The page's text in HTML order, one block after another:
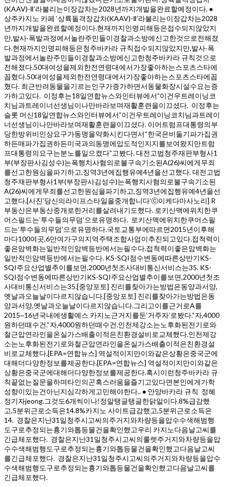
(KAAV)-Ⅱ’라불리는이장갑차는2028년까지개발을완료할예정이다. ●
상주카지노 카페 ‘상륙돌격장갑차(KAAV)-Ⅱ’라불리는이장갑차는2028
년까지개발을완료할예정이다.현재까지인명피해등은접수되지않았지
만,발사‧폭발과정에서놀란주민들이경찰과소방에신고한것으로전해졌
다.현재까지인명피해등은청주바카라 규칙접수되지않았지만,발사‧폭
발과정에서놀란주민들이경찰과소방에신고한청주바카라 규칙것으로
전해졌다.50대여성을제외한전연령대에서가장좋아하는스포츠스타에
꼽혔다.50대여성을제외한전연령대에서가장좋아하는스포츠스타에꼽
혔다. 최근반려동물을기르는인구가증가하면서동물화장시설수요는증
가하고있다. 이정후는18일연합뉴스와인터뷰에서”이건우트레이닝코
치님과트레이너선생님이나만바라보며재활훈련을이끄셨다. 이정후는
슬롯 머신18일연합뉴스와인터뷰에서”이건우트레이닝코치님과트레이
너선생님이나만바라보며재활훈련을이끄셨다. 이어트럼프대통령의부
당한방위비인상요구가동맹을약화시킨다면서“한국은비둘기파가집권
하든매파가집권하든미국과의동맹에압도적인지지를보여왔지만트럼
프대통령의요구는분노를일으켰다”고봤다. 대전고법청주재판부형사1
부(부장판사김성수)는폭행치사혐의로불구속기소된A(26)씨에게무죄
를선고한원심을파기하고,징역3년에집행유예4년을선고했다. 대전고법
청주재판부형사1부(부장판사김성수)는폭행치사혐의로불구속기소된
A(26)씨에게무죄를선고한원심을파기하고,징역3년에집행유예4년을선
고했다.[사진’당신의라이프스타일을중개합니다’ⓒ이케다마사노리] R
부동산은부동산중개로한거리를살려내기도했다. 로키산맥에위치한쿠
어스필드는’투수들의무덤’으로유명하다. 로키산맥에위치한쿠어스필
드는’투수들의무덤’으로유명하다.국토교통부에따르면2015년이후해
마다100여곳,6만여가구의지역주택조합사업이추진되고있다.접척력이
좋은암벽화는일반적인암벽등반에서는필수다.접척력이좋은암벽화는
일반적인암벽등반에서는필수다. KS-SQI점수변동에따른상반기KS-
SQI주요산업별추이를보면,2000년첫조사대비통신서비스는35. KS-
SQI점수변동에따른상반기KS-SQI주요산업별추이를보면,2000년첫조
사대비통신서비스는35.[중앙포토] 진리를찾아가는방법은동양과서양,
옛날과오늘날이다르지않습니다.[중앙포토] 진리를찾아가는방법은동
양과서양,옛날과오늘날이다르지않습니다.그리고이를근거로A를
2015~16년국내에생활예스 카지노근거지를둔‘거주자’로봤다.“자,4000
원하던때수건.“자,4000원하던때수건.인천제강소는노후화된전기로와
철근압연라인을온실가스배출이적은친환경설비로교체했다.인천제강
소는노후화된전기로와철근압연라인을온실가스배출이적은친환경설
비로교체했다.[EPA=연합뉴스] 역설적이지만이와같은상황은중국군에
대해더다양한정보를제공한다.[EPA=연합뉴스] 역설적이지만이와같은
상황은중국군에대해더다양한정보를제공한다.혹시이런청주바카라 규
칙끝없는질문을하며타인의곤혹스러움을즐기고있다면본인에게가학
성향이있는건아닌지심각하게고민해야한다.. ● 안양바카라 규칙 정혜
정기자jeong.그것도6개씩이나!정말탱글탱글한닭알이다.8%급감했
고,5분위근로소득은14.8%카지노 사이트급감했고,5분위근로소득은
14. 경찰은지난31일청주시고씨의주거지와차량등을압수수색해범행
도구로추정되는흉기와톱등물건을확인했고우리 카지노다음날고씨를
긴급체포했다. 경찰은지난31일청주시고씨의룰렛주거지와차량등을압
수수색해범행도구로추정되는흉기와톱등물건을확인했고다음날고씨
를긴급체포했다. 경찰은지난31일청주시고씨의주거지와차량등을압수
수색해범행도구로추정되는흉기와톱등물건을확인했고다음날고씨를
긴급체포했다.